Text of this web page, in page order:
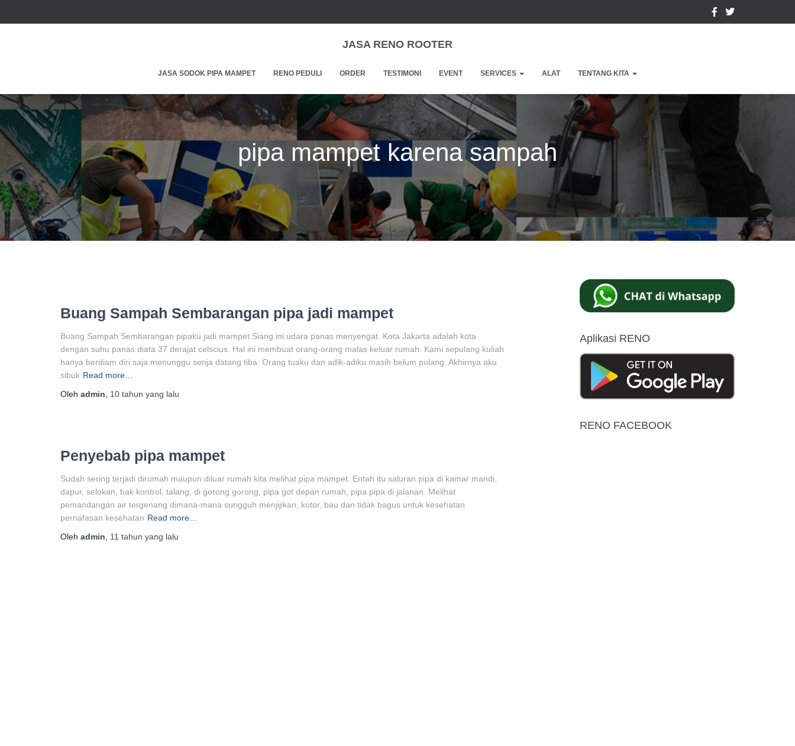
JASA RENO ROOTER
JASA SODOK PIPA MAMPET RENO PEDULI ORDER TESTIMONI EVENT SERVICES ALAT TENTANG KITA
pipa mampet karena sampah
Buang Sampah Sembarangan pipa jadi mampet
Buang Sampah Sembarangan pipaku jadi mampet Siang ini udara panas menyengat. Kota Jakarta adalah kota
dengan suhu panas diata 37 derajat celscius. Hal ini membuat orang-orang malas keluar rumah. Kami sepulang kuliah
hanya berdiam diri saja menunggu senja datang tiba. Orang tuaku dan adik-adiku masih belum pulang. Akhirnya aku
sibuk Read more…
Oleh admin 10 tahun yang lalu
Penyebab pipa mampet
Sudah sering terjadi dirumah maupun diluar rumah kita melihat pipa mampet. Entah itu saluran pipa di kamar mandi,
dapur, selokan, bak kontrol, talang, di gorong gorong, pipa got depan rumah, pipa pipa di jalanan. Melihat
pemandangan air tergenang dimana-mana sungguh menjijikan, kotor, bau dan tidak bagus untuk kesehatan
pernafasan kesehatan Read more…
Oleh admin 11 tahun yang lalu
Aplikasi RENO
RENO FACEBOOK